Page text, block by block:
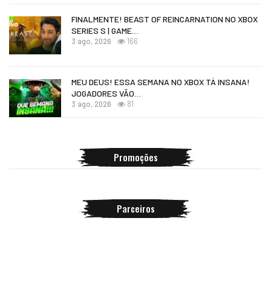
FINALMENTE! BEAST OF REINCARNATION NO XBOX
SERIES S | GAME…
3 ago, 2026 166
MEU DEUS! ESSA SEMANA NO XBOX TÁ INSANA!
JOGADORES VÃO…
3 ago, 2026 81
Promoções
Parceiros